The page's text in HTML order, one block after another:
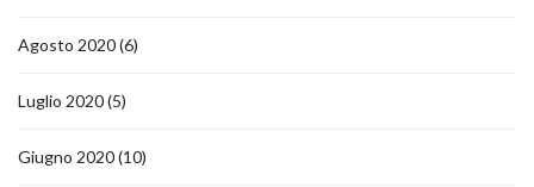
Agosto 2020(6)
Luglio 2020(5)
Giugno 2020(10)